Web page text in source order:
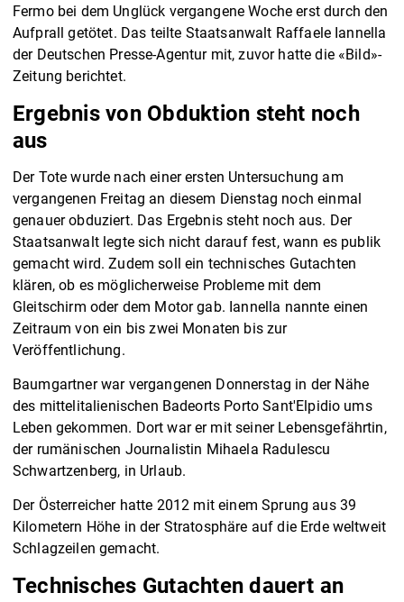
Fermo bei dem Unglück vergangene Woche erst durch den
Aufprall getötet. Das teilte Staatsanwalt Raffaele Iannella
der Deutschen Presse-Agentur mit, zuvor hatte die «Bild»-
Zeitung berichtet.
Ergebnis von Obduktion steht noch
aus
Der Tote wurde nach einer ersten Untersuchung am
vergangenen Freitag an diesem Dienstag noch einmal
genauer obduziert. Das Ergebnis steht noch aus. Der
Staatsanwalt legte sich nicht darauf fest, wann es publik
gemacht wird. Zudem soll ein technisches Gutachten
klären, ob es möglicherweise Probleme mit dem
Gleitschirm oder dem Motor gab. Iannella nannte einen
Zeitraum von ein bis zwei Monaten bis zur
Veröffentlichung.
Baumgartner war vergangenen Donnerstag in der Nähe
des mittelitalienischen Badeorts Porto Sant'Elpidio ums
Leben gekommen. Dort war er mit seiner Lebensgefährtin,
der rumänischen Journalistin Mihaela Radulescu
Schwartzenberg, in Urlaub.
Der Österreicher hatte 2012 mit einem Sprung aus 39
Kilometern Höhe in der Stratosphäre auf die Erde weltweit
Schlagzeilen gemacht.
Technisches Gutachten dauert an